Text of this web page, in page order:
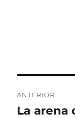
de
ANTERIOR
Entrada
La arena